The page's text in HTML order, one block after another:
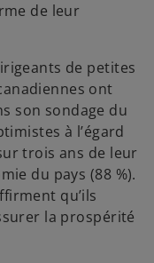
de leur
de petites
ont
son sondage du
à l’égard
trois ans de leur
du pays (88 %).
qu’ils
la prospérité